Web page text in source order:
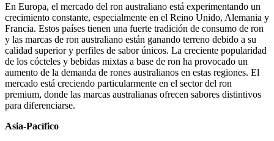
En Europa, el mercado del ron australiano está experimentando un
crecimiento constante, especialmente en el Reino Unido, Alemania y
Francia. Estos países tienen una fuerte tradición de consumo de ron
y las marcas de ron australiano están ganando terreno debido a su
calidad superior y perfiles de sabor únicos. La creciente popularidad
de los cócteles y bebidas mixtas a base de ron ha provocado un
aumento de la demanda de rones australianos en estas regiones. El
mercado está creciendo particularmente en el sector del ron
premium, donde las marcas australianas ofrecen sabores distintivos
para diferenciarse.
Asia-Pacífico